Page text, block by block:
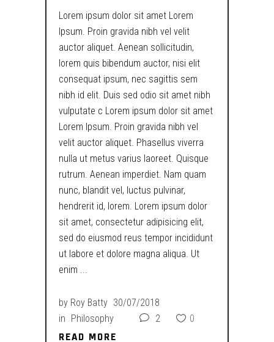
Lorem ipsum dolor sit amet Lorem
Ipsum. Proin gravida nibh vel velit
auctor aliquet. Aenean sollicitudin,
lorem quis bibendum auctor, nisi elit
consequat ipsum, nec sagittis sem
nibh id elit. Duis sed odio sit amet nibh
vulputate c Lorem ipsum dolor sit amet
Lorem Ipsum. Proin gravida nibh vel
velit auctor aliquet. Phasellus viverra
nulla ut metus varius laoreet. Quisque
rutrum. Aenean imperdiet. Nam quam
nunc, blandit vel, luctus pulvinar,
hendrerit id, lorem. Lorem ipsum dolor
sit amet, consectetur adipisicing elit,
sed do eiusmod reus tempor incididunt
ut labore et dolore magna aliqua. Ut
enim
by Roy Batty 30/07/2018
in Philosophy 2 0
READ MORE
READ MORE